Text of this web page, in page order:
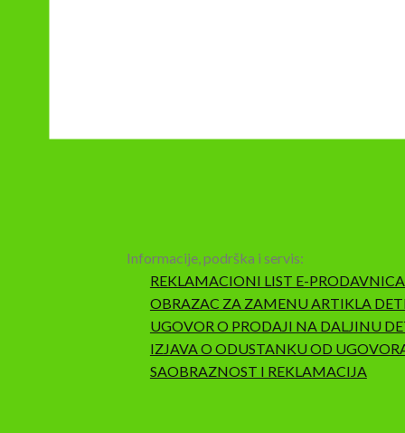
Informacije, podrška i servis:
REKLAMACIONI LIST E-
OBRAZAC ZA ZAMENU ARTIKLA
UGOVOR O PRODAJI NA DALJINU
IZJAVA O ODUSTANKU OD
SAOBRAZNOST I REKLAMACIJA